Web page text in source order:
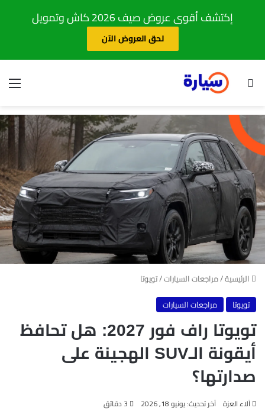
إكتشف أقوى عروض صيف 2026 كاش وتمويل
لحق العروض الآن
بحث عن
الرئيسية/مراجعات السيارات/تويوتا
تويوتا
مراجعات السيارات
تويوتا راف فور 2027: هل تحافظ
أيقونة الـSUV الهجينة على
صدارتها؟
آلاء العزة آخر تحديث: يونيو 18, 2026